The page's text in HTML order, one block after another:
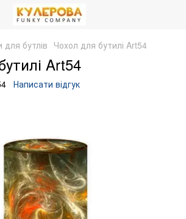
для бутлів Чохол для бутилі Art54
Art54
Написати відгук